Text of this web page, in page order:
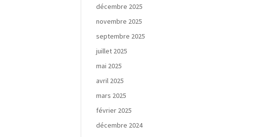
décembre 2025
novembre 2025
septembre 2025
juillet 2025
mai 2025
avril 2025
mars 2025
février 2025
décembre 2024